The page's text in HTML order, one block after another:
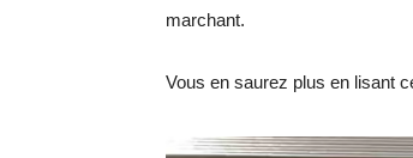
marchant.
Vous en saurez plus en lisant